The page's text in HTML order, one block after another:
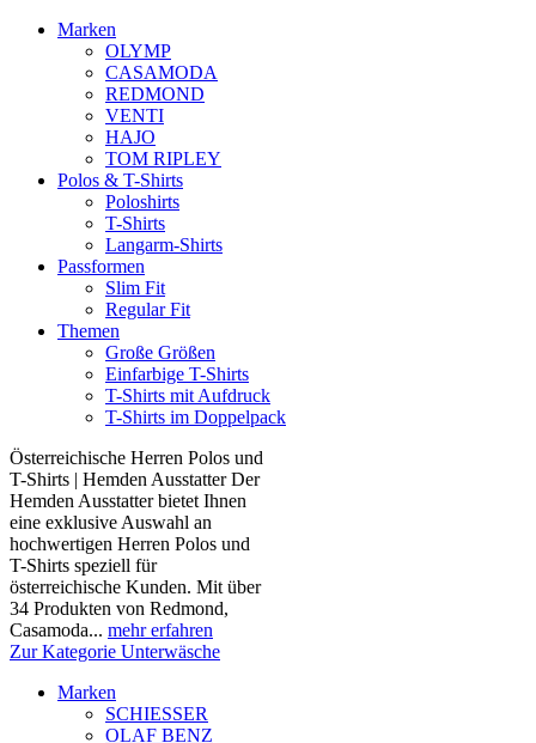
Marken
OLYMP
CASAMODA
REDMOND
VENTI
HAJO
TOM RIPLEY
Polos & T-Shirts
Poloshirts
T-Shirts
Langarm-Shirts
Passformen
Slim Fit
Regular Fit
Themen
Große Größen
Einfarbige T-Shirts
T-Shirts mit Aufdruck
T-Shirts im Doppelpack
Österreichische Herren Polos und
T-Shirts | Hemden Ausstatter Der
Hemden Ausstatter bietet Ihnen
eine exklusive Auswahl an
hochwertigen Herren Polos und
T-Shirts speziell für
österreichische Kunden. Mit über
34 Produkten von Redmond,
Casamoda... mehr erfahren
Zur Kategorie Unterwäsche
Marken
SCHIESSER
OLAF BENZ